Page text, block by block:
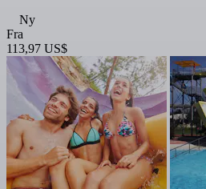
Ny
Fra
113,97 US$